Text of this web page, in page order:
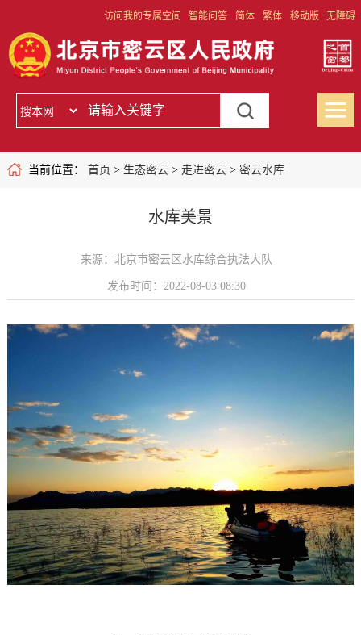
访问我的专属空间 智能问答 简体 繁体 移动版 无障碍
当前位置： 首页 > 生态密云> 走进密云> 密云水库
水库美景
来源：北京市密云区水库综合执法大队
发布时间：2022-08-03 08:30